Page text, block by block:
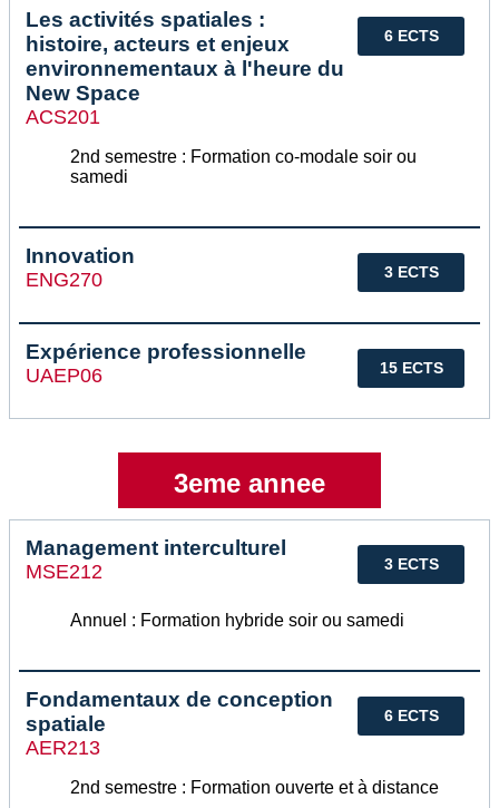
6 ECTS
Les activités spatiales :
histoire, acteurs et enjeux
environnementaux à l'heure du
New Space
ACS201
2nd semestre : Formation co-modale soir ou
samedi
3 ECTS
Innovation
ENG270
15 ECTS
Expérience professionnelle
UAEP06
3eme annee
3 ECTS
Management interculturel
MSE212
Annuel : Formation hybride soir ou samedi
6 ECTS
Fondamentaux de conception
spatiale
AER213
2nd semestre : Formation ouverte et à distance